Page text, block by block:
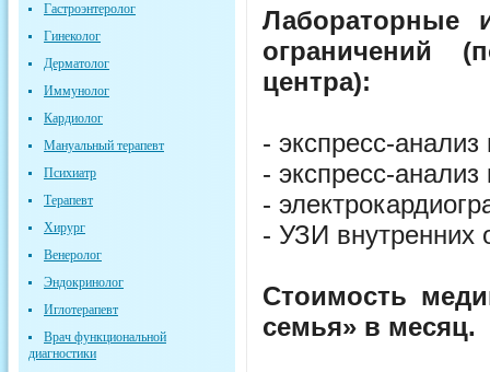
Лабораторные
ограничений
центра):
- экспресс-
- экспресс-
-
- УЗИ внутренних
Стоимость
семья» в месяц.
Гастроэнтеролог
Гинеколог
Дерматолог
Иммунолог
Кардиолог
Мануальный терапевт
Психиатр
Терапевт
Хирург
Венеролог
Эндокринолог
Иглотерапевт
Врач функциональной
диагностики